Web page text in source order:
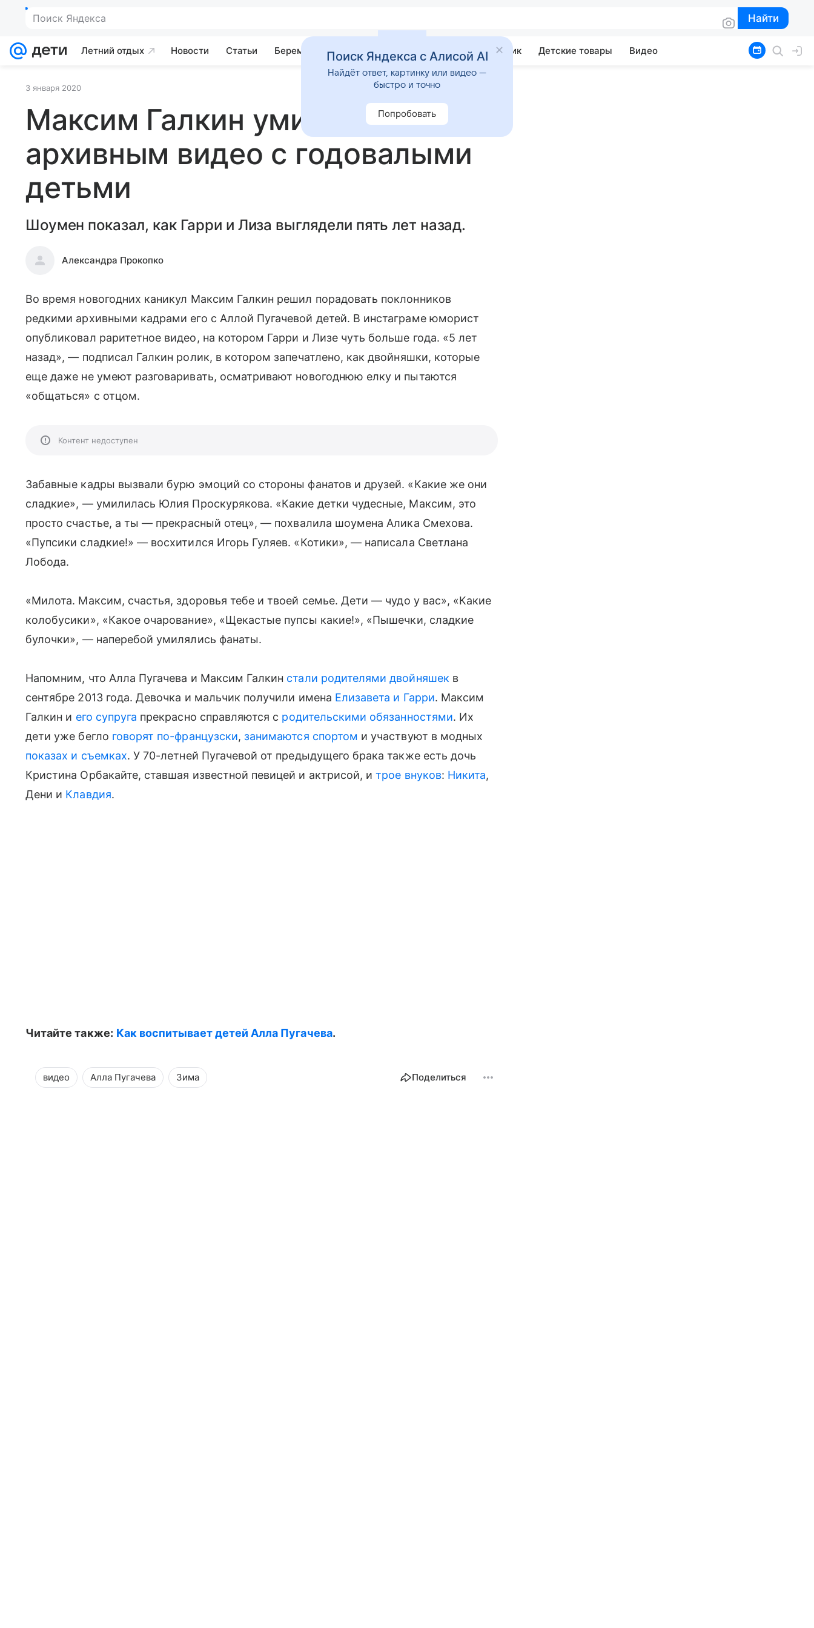
Поиск Яндекса Найти
Найти
Летний отдых Новости Статьи Беременность Развитие Почемучка Учебник Детские товары Видео
3 января 2020
Максим Галкин умилил сеть
архивным видео с годовалыми
детьми
Шоумен показал, как Гарри и Лиза выглядели пять лет назад.
Александра Прокопко
Во время новогодних каникул Максим Галкин решил порадовать поклонников
редкими архивными кадрами его с Аллой Пугачевой детей. В инстаграме юморист
опубликовал раритетное видео, на котором Гарри и Лизе чуть больше года. «5 лет
назад», — подписал Галкин ролик, в котором запечатлено, как двойняшки, которые
еще даже не умеют разговаривать, осматривают новогоднюю елку и пытаются
«общаться» с отцом.
Контент недоступен
Забавные кадры вызвали бурю эмоций со стороны фанатов и друзей. «Какие же они
сладкие», — умилилась Юлия Проскурякова. «Какие детки чудесные, Максим, это
просто счастье, а ты — прекрасный отец», — похвалила шоумена Алика Смехова.
«Пупсики сладкие!» — восхитился Игорь Гуляев. «Котики», — написала Светлана
Лобода.
«Милота. Максим, счастья, здоровья тебе и твоей семье. Дети — чудо у вас», «Какие
колобусики», «Какое очарование», «Щекастые пупсы какие!», «Пышечки, сладкие
булочки», — наперебой умилялись фанаты.
Напомним, что Алла Пугачева и Максим Галкин стали родителями двойняшек в
сентябре 2013 года. Девочка и мальчик получили имена Елизавета и Гарри. Максим
Галкин и его супруга прекрасно справляются с родительскими обязанностями. Их
дети уже бегло говорят по-французски, занимаются спортом и участвуют в модных
показах и съемках. У 70-летней Пугачевой от предыдущего брака также есть дочь
Кристина Орбакайте, ставшая известной певицей и актрисой, итрое внуков: Никита,
Дени и Клавдия.
Читайте также: Как воспитывает детей Алла Пугачева.
видео Алла Пугачева Зима Поделиться
Поиск Яндекса с Алисой AI
Найдёт ответ, картинку или видео —
быстро и точно
Попробовать